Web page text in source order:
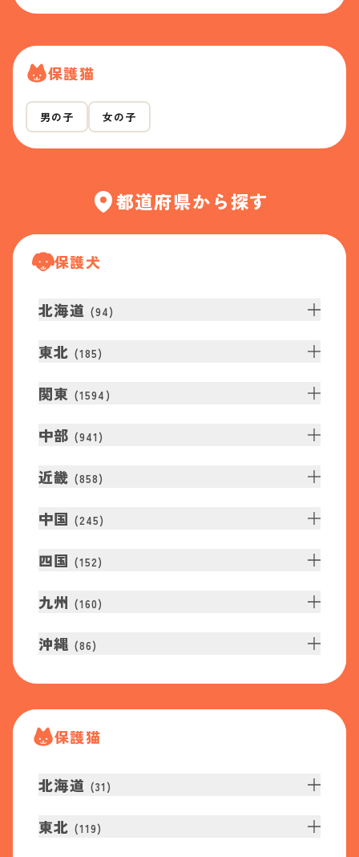
保護猫
男の子 女の子
都道府県から探す
保護犬
北海道 (94)
東北 (185)
関東 (1594 )
中部 (941 )
近畿 (858)
中国 (245)
四国 (152)
九州 (160)
沖縄 (86)
保護猫
北海道 (31 )
東北 (119)